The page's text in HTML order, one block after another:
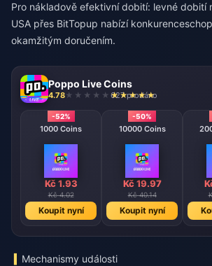
Pro nákladově efektivní dobití: levné dobití
USA přes BitTopup nabízí
okamžitým doručením.
Poppo Live Coins
4.78 627 prodáno
-52%
1000 Coins
Kč 1.93
Kč 4.02
Koupit nyní
-50%
10000 Coins
Kč 19.97
Kč 40.14
Koupit nyní
Mechanismy události